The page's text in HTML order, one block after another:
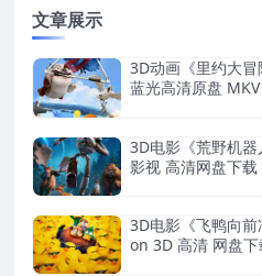
文章展示
3D动画《里约大
蓝光高清原盘
3D电影《荒野机
影视 高清网盘下载
3D电影《飞鸭向
on 3D 高清 网盘下